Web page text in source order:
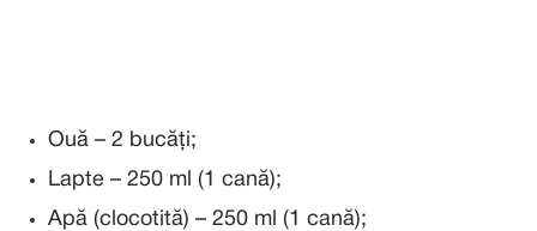
Ouă – 2 bucăți;
Lapte – 250 ml (1 cană);
Apă (clocotită) – 250 ml (1 cană);